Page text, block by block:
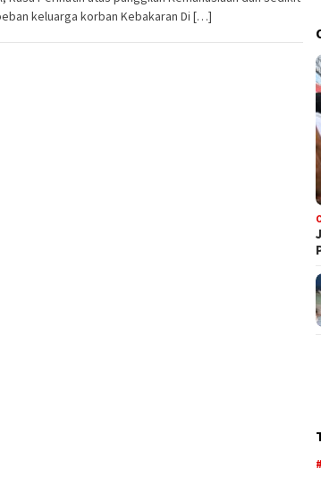
keluarga korban Kebakaran Di […]